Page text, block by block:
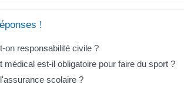
!
on responsabilité civile ?
médical est-il obligatoire pour faire du sport ?
scolaire ?